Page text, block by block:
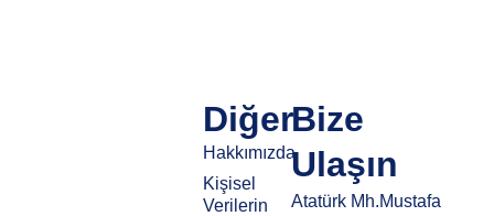
Diğer
Hakkımızda
Kişisel
Verilerin
Bize
Ulaşın
Atatürk Mh.Mustafa